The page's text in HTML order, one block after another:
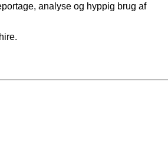
analyse og hyppig brug af